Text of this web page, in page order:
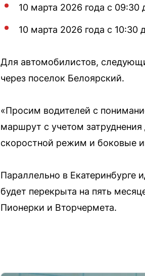
10 марта 2026 года с 09:30
10 марта 2026 года с 10:30
Для автомобилистов,
через поселок Белоярский.
«Просим водителей с
маршрут с учетом
скоростной режим и боковые
Параллельно в Екатеринбурге
будет перекрыта на пять
Пионерки и Вторчермета.